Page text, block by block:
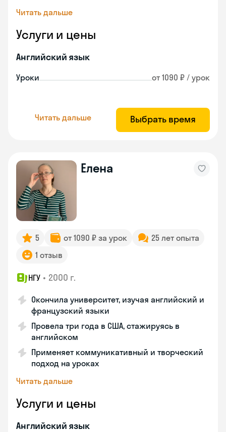
Читать дальше
Услуги и цены
Английский язык
Уроки от 1090 ₽ / урок
Читать дальше Выбрать время
Елена
5 от 1090 ₽ за урок
25 лет опыта
1 отзыв
НГУ • 2000 г.
Окончила университет, изучая английский и
французский языки
Провела три года в США, стажируясь в
английском
Применяет коммуникативный и творческий
подход на уроках
Читать дальше
Услуги и цены
Английский язык